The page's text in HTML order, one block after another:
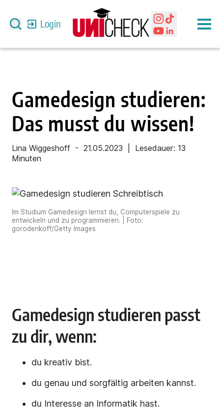
Login
Gamedesign studieren:
Das musst du wissen!
Lina Wiggeshoff - 21.05.2023 | Lesedauer: 13
Minuten
Im Studium Gamedesign lernst du, Computerspiele zu
entwickeln und zu programmieren. | Foto:
gorodenkoff/Getty Images
Gamedesign studieren passt
zu dir, wenn:
du kreativ bist.
du genau und sorgfältig arbeiten kannst.
du Interesse an Informatik hast.